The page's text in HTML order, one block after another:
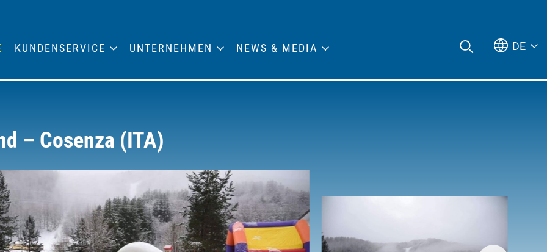
– Cosenza (ITA)
KUNDENSERVICE UNTERNEHMEN NEWS & MEDIA DE